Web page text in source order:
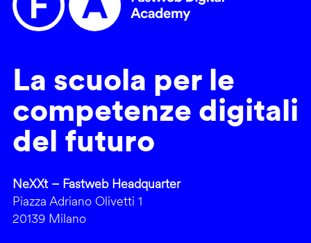
La scuola per le
competenze digitali
del futuro
NeXXt – Fastweb Headquarter
Piazza Adriano Olivetti 1
20139 Milano